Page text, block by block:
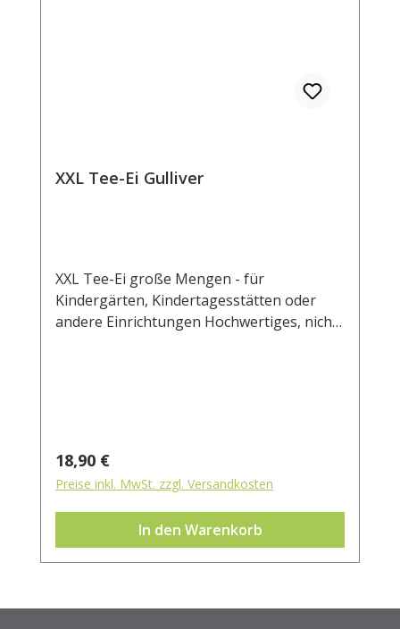
XXL Tee-Ei Gulliver
XXL Tee-Ei große Mengen - für
Kindergärten, Kindertagesstätten oder
andere Einrichtungen Hochwertiges, nicht
Regulärer Preis:
18,90 €
Preise inkl. MwSt. zzgl. Versandkosten
In den Warenkorb